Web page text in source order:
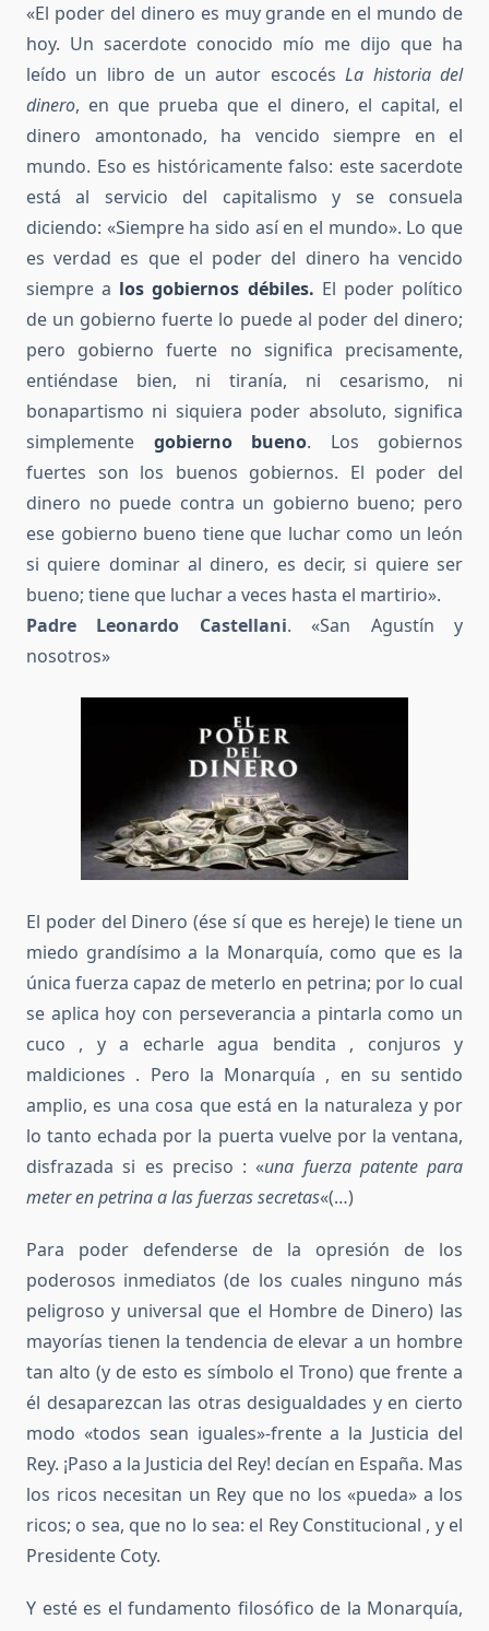
«El poder del dinero es muy grande en el mundo de
hoy. Un sacerdote conocido mío me dijo que ha
leído un libro de un autor escocésLa historia del
dinero, en que prueba que el dinero, el capital, el
dinero amontonado, ha vencido siempre en el
mundo. Eso es históricamente falso: este sacerdote
está al servicio del capitalismo y se consuela
diciendo: «Siempre ha sido así en el mundo». Lo que
es verdad es que el poder del dinero ha vencido
siempre a los gobiernos débiles. El poder político
de un gobierno fuerte lo puede al poder del dinero;
pero gobierno fuerte no significa precisamente,
entiéndase bien, ni tiranía, ni cesarismo, ni
bonapartismo ni siquiera poder absoluto, significa
simplemente gobierno bueno. Los gobiernos
fuertes son los buenos gobiernos. El poder del
dinero no puede contra un gobierno bueno; pero
ese gobierno bueno tiene que luchar como un león
si quiere dominar al dinero, es decir, si quiere ser
bueno; tiene que luchar a veces hasta el martirio».
Padre Leonardo Castellani. «San Agustín y
nosotros»
El poder del Dinero (ése sí que es hereje) le tiene un
miedo grandísimo a la Monarquía, como que es la
única fuerza capaz de meterlo en petrina; por lo cual
se aplica hoy con perseverancia a pintarla como un
cuco , y a echarle agua bendita , conjuros y
maldiciones . Pero la Monarquía , en su sentido
amplio, es una cosa que está en la naturaleza y por
lo tanto echada por la puerta vuelve por la ventana,
disfrazada si es preciso : «una fuerza patente para
meter en petrina a las fuerzas secretas«(…)
Para poder defenderse de la opresión de los
poderosos inmediatos (de los cuales ninguno más
peligroso y universal que el Hombre de Dinero) las
mayorías tienen la tendencia de elevar a un hombre
tan alto (y de esto es símbolo el Trono) que frente a
él desaparezcan las otras desigualdades y en cierto
modo «todos sean iguales»-frente a la Justicia del
Rey. ¡Paso a la Justicia del Rey! decían en España. Mas
los ricos necesitan un Rey que no los «pueda» a los
ricos; o sea, que no lo sea: el Rey Constitucional , y el
Presidente Coty.
Y esté es el fundamento filosófico de la Monarquía,